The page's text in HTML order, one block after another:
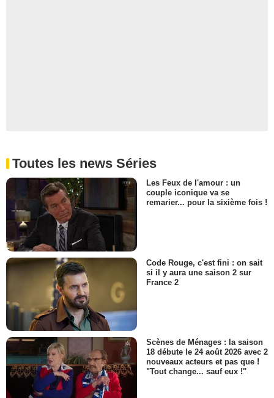
Toutes les news Séries
Les Feux de l'amour : un
couple iconique va se
remarier... pour la sixième fois !
Code Rouge, c'est fini : on sait
si il y aura une saison 2 sur
France 2
Scènes de Ménages : la saison
18 débute le 24 août 2026 avec 2
nouveaux acteurs et pas que !
"Tout change... sauf eux !"